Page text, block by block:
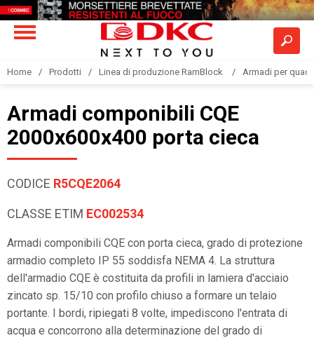
Home Prodotti Linea di produzione RamBlock Armadi per
Armadi componibili CQE
2000x600x400 porta cieca
CODICE R5CQE2064
CLASSE ETIM EC002534
Armadi componibili CQE con porta cieca, grado di protezione
armadio completo IP 55 soddisfa NEMA 4. La struttura
dell'armadio CQE è costituita da profili in lamiera d'acciaio
zincato sp. 15/10 con profilo chiuso a formare un telaio
portante. I bordi, ripiegati 8 volte, impediscono l'entrata di
acqua e concorrono alla determinazione del grado di